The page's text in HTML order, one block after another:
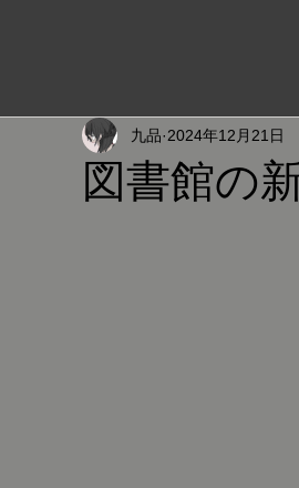
図書館の
九品 2024年12月21日